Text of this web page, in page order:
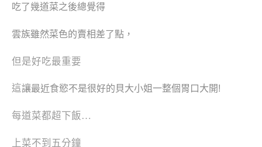
吃了幾道菜之後總覺得
雲族雖然菜色的賣相差了點，
但是好吃最重要
這讓最近食慾不是很好的貝大小姐一整個胃口大開!
每道菜都超下飯…
上菜不到五分鐘